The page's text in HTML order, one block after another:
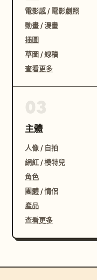
電影感 / 電影劇照
動畫 / 漫畫
插圖
草圖 / 線稿
查看更多
主體
人像 / 自拍
網紅 / 模特兒
角色
團體 / 情侶
產品
查看更多